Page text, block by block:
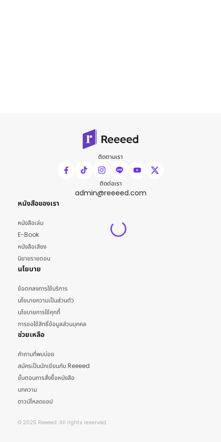
ติดตามเรา
ติดต่อเรา
admin@reeeed.com
หนังสือของเรา
หนังสือเล่ม
E-Book
หนังสือเสียง
นิยายรายตอน
นโยบาย
ข้อตกลงการใช้บริการ
นโยบายความเป็นส่วนตัว
นโยบายการใช้คุกกี้
การขอใช้สิทธิ์ข้อมูลส่วนบุคคล
ช่วยเหลือ
คำถามที่พบบ่อย
สมัครเป็นนักเขียนกับ Reeeed
ขั้นตอนการสั่งซื้อหนังสือ
บทความ
ดาวน์โหลดแอป
© 2025 Reeeed. All rights reserved.